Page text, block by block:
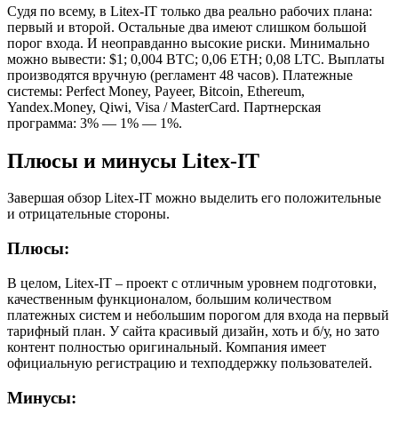
Судя по всему, в Litex-IT только два реально рабочих плана:
первый и второй. Остальные два имеют слишком большой
порог входа. И неоправданно высокие риски. Минимально
можно вывести: $1; 0,004 BTC; 0,06 ETH; 0,08 LTC. Выплаты
производятся вручную (регламент 48 часов). Платежные
системы: Perfect Money, Payeer, Bitcoin, Ethereum,
Yandex.Money, Qiwi, Visa / MasterCard. Партнерская
программа: 3% — 1% — 1%.
Плюсы и минусы Litex-IT
Завершая обзор Litex-IT можно выделить его положительные
и отрицательные стороны.
Плюсы:
В целом, Litex-IT – проект с отличным уровнем подготовки,
качественным функционалом, большим количеством
платежных систем и небольшим порогом для входа на первый
тарифный план. У сайта красивый дизайн, хоть и б/у, но зато
контент полностью оригинальный. Компания имеет
официальную регистрацию и техподдержку пользователей.
Минусы: